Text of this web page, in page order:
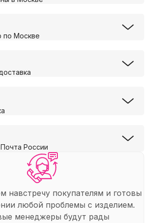
по Москве
Почта России
навстречу покупателям и готовы
любой проблемы с изделием.
менеджеры будут рады